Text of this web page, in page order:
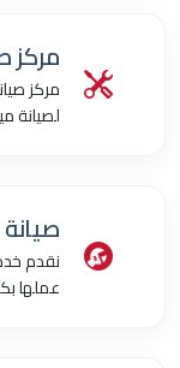
مركز
مركز
لصيانة
نقدم
عملها